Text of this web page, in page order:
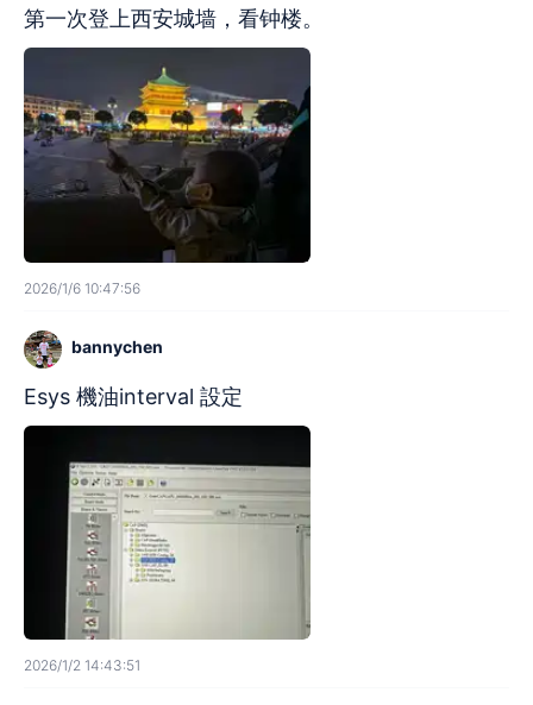
第一次登上西安城墙，看钟楼。
2026/1/6 10:47:56
bannychen
Esys 機油interval 設定
2026/1/2 14:43:51